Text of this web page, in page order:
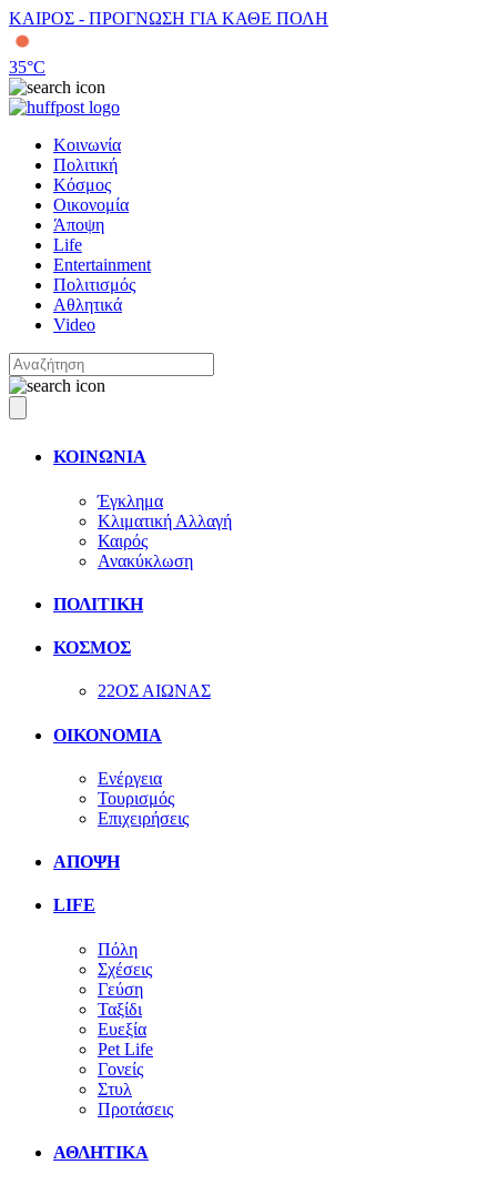
ΚΑΙΡΟΣ - ΠΡΟΓΝΩΣΗ ΓΙΑ ΚΑΘΕ ΠΟΛΗ
35°C
Κοινωνία
Πολιτική
Κόσμος
Οικονομία
Άποψη
Life
Entertainment
Πολιτισμός
Αθλητικά
Video
ΚΟΙΝΩΝΙΑ
Έγκλημα
Κλιματική Αλλαγή
Καιρός
Ανακύκλωση
ΠΟΛΙΤΙΚΗ
ΚΟΣΜΟΣ
22ΟΣ ΑΙΩΝΑΣ
ΟΙΚΟΝΟΜΙΑ
Ενέργεια
Τουρισμός
Επιχειρήσεις
ΑΠΟΨΗ
LIFE
Πόλη
Σχέσεις
Γεύση
Ταξίδι
Ευεξία
Pet Life
Γονείς
Στυλ
Προτάσεις
ΑΘΛΗΤΙΚΑ